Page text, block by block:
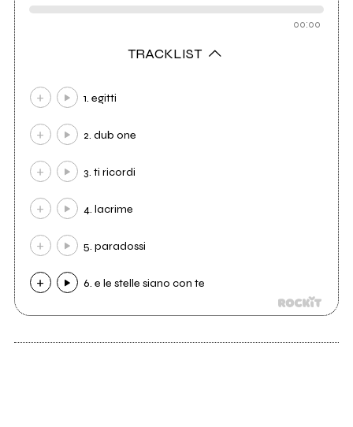
00:00
TRACKLIST
1. egitti
2. dub one
3. ti ricordi
4. lacrime
5. paradossi
6. e le stelle siano con te